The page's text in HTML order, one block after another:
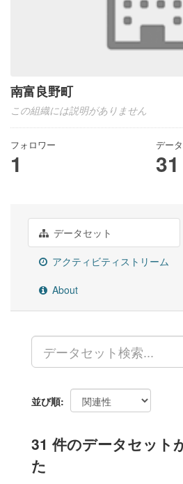
南富良野町
この組織には説明がありません
フォロワー
1
デー
31
データセット
アクティビティストリーム
About
並び順
31 件のデータセット
た